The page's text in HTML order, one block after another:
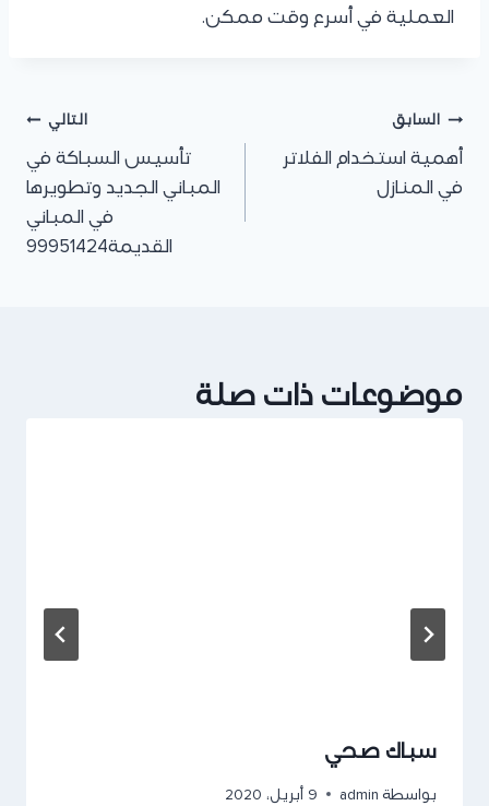
العملية في أسرع وقت ممكن.
السابق
أهمية استخدام الفلاتر
في المنازل
التالي
تأسيس السباكة في
المباني الجديد وتطويرها
في المباني
القديمة99951424
موضوعات ذات صلة
سباك صحي
بواسطة admin 9 أبريل، 2020